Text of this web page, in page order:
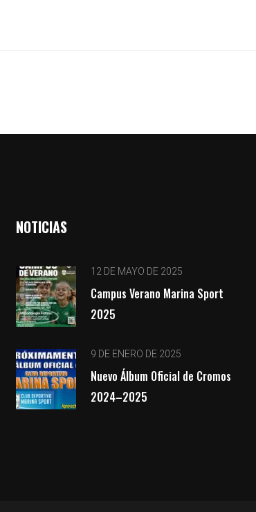
NOTICIAS
12 DE MAYO DE 2025
Campus Verano Marina Sport
2025
9 DE ENERO DE 2025
Nuevo Álbum Oficial de Cromos
2024–2025